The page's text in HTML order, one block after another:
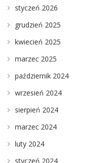
styczeń 2026
grudzień 2025
kwiecień 2025
marzec 2025
październik 2024
wrzesień 2024
sierpień 2024
marzec 2024
luty 2024
styczeń 2024